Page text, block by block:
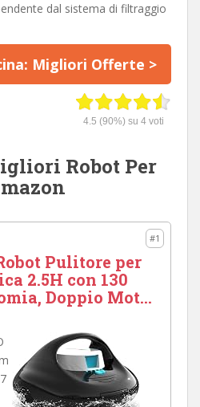
dal sistema di filtraggio
Migliori Offerte >
4.5 (90%) su 4voti
Robot Per
#1
Pulitore per
2.5H con 130
Doppio Mot...